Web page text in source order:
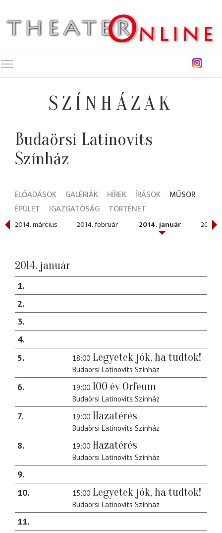
SZÍNHÁZAK
Budaörsi Latinovits
Színház
ELŐADÁSOK GALÉRIÁK HÍREK ÍRÁSOK
MŰSOR
ÉPÜLET
IGAZGATÓSÁG TÖRTÉNET
2014. március 2014. február 2014. január 2013.
2014. január
1
2
3
4
5
18:00 Legyetek jók, ha tudtok!
Budaörsi Latinovits Színház
6 19:00 100 év Orfeum
Budaörsi Latinovits Színház
7 19:00 Hazatérés
Budaörsi Latinovits Színház
8 19:00 Hazatérés
Budaörsi Latinovits Színház
9
10
15:00 Legyetek jók, ha tudtok!
Budaörsi Latinovits Színház
11